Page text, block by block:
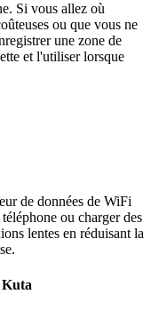
Si vous allez où
ou que vous ne
une zone de
et l'utiliser lorsque
de données de WiFi
ou charger des
lentes en réduisant la